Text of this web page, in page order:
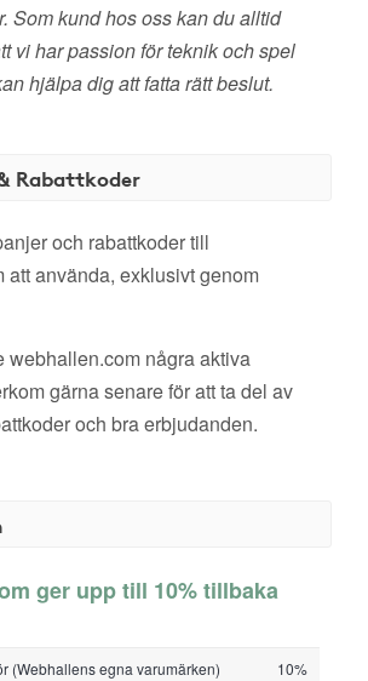
Som kund hos oss kan du alltid
vi har passion för teknik och spel
hjälpa dig att fatta rätt beslut.
Rabattkoder
och rabattkoder till
att använda, exklusivt genom
webhallen.com några aktiva
gärna senare för att ta del av
och bra erbjudanden.
ger upp till 10% tillbaka
(Webhallens egna varumärken)
10%